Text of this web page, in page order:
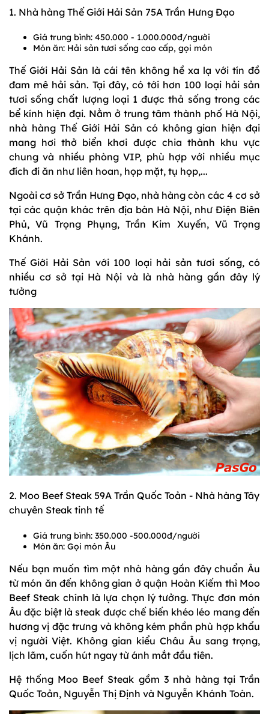
1. Nhà hàng Thế Giới Hải Sản 75A Trần Hưng Đạo
Giá trung bình: 450.000 - 1.000.000đ/người
Món ăn: Hải sản tươi sống cao cấp, gọi món
Thế Giới Hải Sản là cái tên không hề xa lạ với tín đồ
đam mê hải sản. Tại đây, có tới hơn 100 loại hải sản
tươi sống chất lượng loại 1 được thả sống trong các
bể kính hiện đại. Nằm ở trung tâm thành phố Hà Nội,
nhà hàng Thế Giới Hải Sản có không gian hiện đại
mang hơi thở biển khơi được chia thành khu vực
chung và nhiều phòng VIP, phù hợp với nhiều mục
đích đi ăn như liên hoan, họp mặt, tụ họp,...
Ngoài cơ sở Trần Hưng Đạo, nhà hàng còn các 4 cơ sở
tại các quận khác trên địa bàn Hà Nội, như Điện Biên
Phủ, Vũ Trọng Phụng, Trần Kim Xuyến, Vũ Trọng
Khánh.
Thế Giới Hải Sản với 100 loại hải sản tươi sống, có
nhiều cơ sở tại Hà Nội và là nhà hàng gần đây lý
tưởng
2. Moo Beef Steak 59A Trần Quốc Toản - Nhà hàng Tây
chuyên Steak tinh tế
Giá trung bình: 350.000 -500.000đ/người
Món ăn: Gọi món Âu
Nếu bạn muốn tìm một nhà hàng gần đây chuẩn Âu
từ món ăn đến không gian ở quận Hoàn Kiếm thì Moo
Beef Steak chính là lựa chọn lý tưởng. Thực đơn món
Âu đặc biệt là steak được chế biến khéo léo mang đến
hương vị đặc trưng và không kém phần phù hợp khẩu
vị người Việt. Không gian kiểu Châu Âu sang trọng,
lịch lãm, cuốn hút ngay từ ánh mắt đầu tiên.
Hệ thống Moo Beef Steak gồm 3 nhà hàng tại Trần
Quốc Toản, Nguyễn Thị Định và Nguyễn Khánh Toàn.